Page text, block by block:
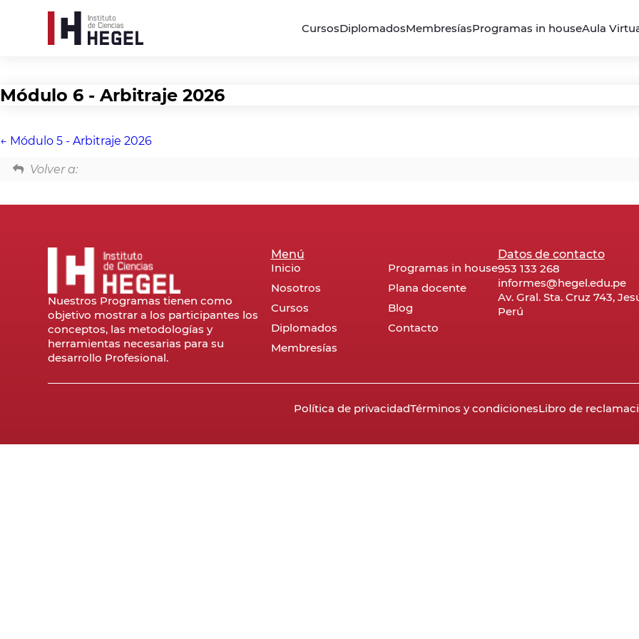
CursosDiplomadosMembresíasProgramas in houseAula
Módulo 6 - Arbitraje 2026
Módulo 5 - Arbitraje 2026
Volver a:
Nuestros Programas tienen como
objetivo mostrar a los participantes los
conceptos, las metodologías y
herramientas necesarias para su
desarrollo Profesional.
Menú
Inicio
Nosotros
Cursos
Diplomados
Membresías
Programas in house
Plana docente
Blog
Contacto
Datos de contacto
953 133 268
informes@hegel.edu.pe
Av. Gral. Sta. Cruz 743,
Perú
Política de privacidadTérminos y condicionesLibro de